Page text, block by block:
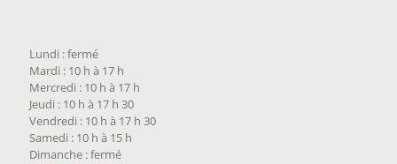
Lundi : fermé
Mardi : 10 h à 17 h
Mercredi : 10 h à 17 h
Jeudi : 10 h à 17 h 30
Vendredi : 10 h à 17 h 30
Samedi : 10 h à 15 h
Dimanche : fermé